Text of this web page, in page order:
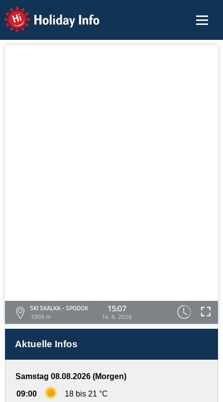
Holiday Info
SKI SKALKA - SPODOK
1005 m
15:07
14. 6. 2026
Aktuelle Infos
Samstag 08.08.2026 (Morgen)
09:00 18 bis 21 °C